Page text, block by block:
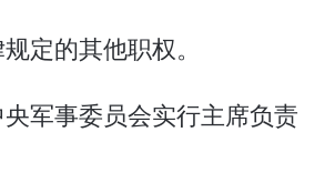
定的其他职权。
军事委员会实行主席负责